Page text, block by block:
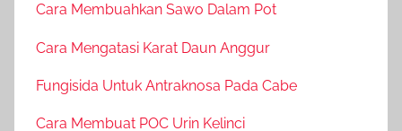
Cara Membuahkan Sawo Dalam Pot
Cara Mengatasi Karat Daun Anggur
Fungisida Untuk Antraknosa Pada Cabe
Cara Membuat POC Urin Kelinci